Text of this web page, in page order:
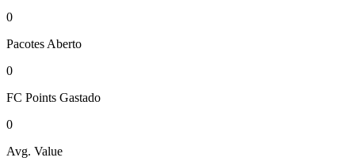
0
Pacotes Aberto
0
FC Points Gastado
0
Avg. Value